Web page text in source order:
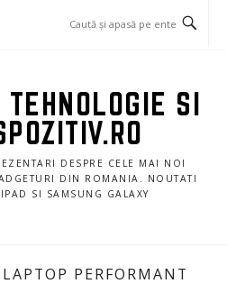
SI
DESPRE CELE MAI NOI
DIN ROMANIA. NOUTATI
SI SAMSUNG GALAXY
PERFORMANT